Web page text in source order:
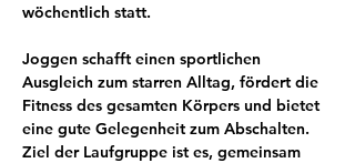
wöchentlich statt.
Joggen schafft einen sportlichen
Ausgleich zum starren Alltag, fördert die
Fitness des gesamten Körpers und bietet
eine gute Gelegenheit zum Abschalten.
Ziel der Laufgruppe ist es, gemeinsam